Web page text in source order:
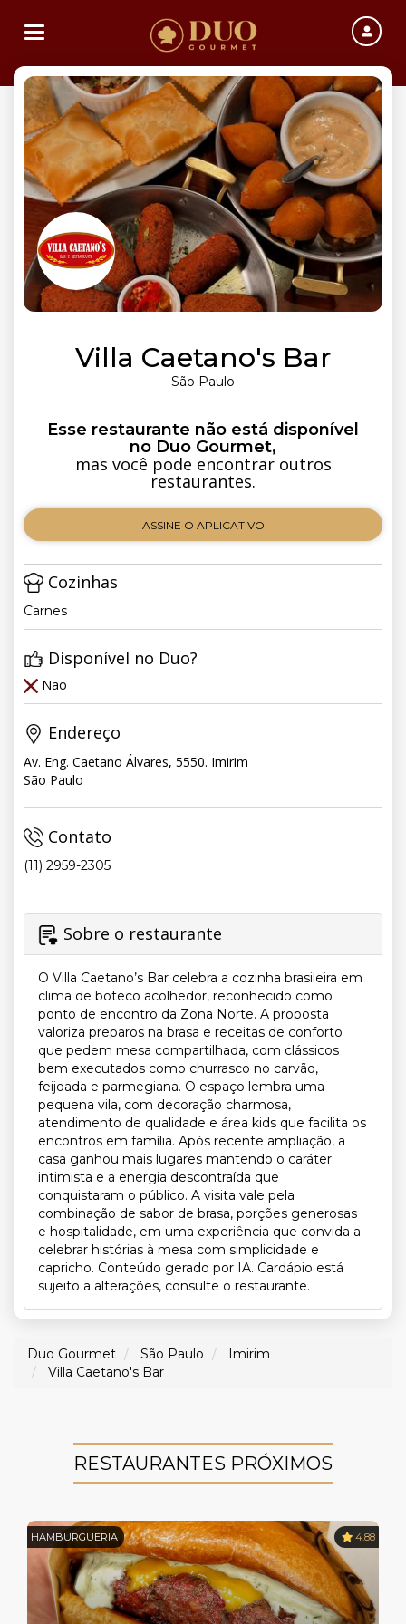
Toggle navigation
Villa Caetano's Bar
São Paulo
Esse restaurante não está disponível
no Duo Gourmet,
mas você pode encontrar outros
restaurantes.
ASSINE O APLICATIVO
Cozinhas
Carnes
Disponível no Duo?
Não
Endereço
Av. Eng. Caetano Álvares, 5550. Imirim
São Paulo
Contato
(11) 2959-2305
Sobre o restaurante
O Villa Caetano’s Bar celebra a cozinha brasileira em
clima de boteco acolhedor, reconhecido como
ponto de encontro da Zona Norte. A proposta
valoriza preparos na brasa e receitas de conforto
que pedem mesa compartilhada, com clássicos
bem executados como churrasco no carvão,
feijoada e parmegiana. O espaço lembra uma
pequena vila, com decoração charmosa,
atendimento de qualidade e área kids que facilita os
encontros em família. Após recente ampliação, a
casa ganhou mais lugares mantendo o caráter
intimista e a energia descontraída que
conquistaram o público. A visita vale pela
combinação de sabor de brasa, porções generosas
e hospitalidade, em uma experiência que convida a
celebrar histórias à mesa com simplicidade e
capricho. Conteúdo gerado por IA. Cardápio está
sujeito a alterações, consulte o restaurante.
Duo Gourmet São Paulo
Imirim
Villa Caetano's Bar
RESTAURANTES PRÓXIMOS
HAMBURGUERIA 4.88